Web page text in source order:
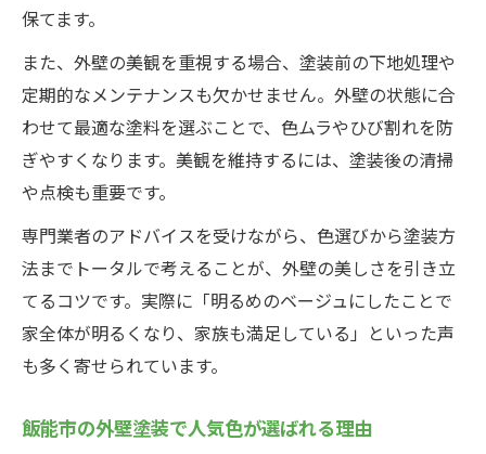
保てます。
また、外壁の美観を重視する場合、塗装前の下地処理や
定期的なメンテナンスも欠かせません。外壁の状態に合
わせて最適な塗料を選ぶことで、色ムラやひび割れを防
ぎやすくなります。美観を維持するには、塗装後の清掃
や点検も重要です。
専門業者のアドバイスを受けながら、色選びから塗装方
法までトータルで考えることが、外壁の美しさを引き立
てるコツです。実際に「明るめのベージュにしたことで
家全体が明るくなり、家族も満足している」といった声
も多く寄せられています。
飯能市の外壁塗装で人気色が選ばれる理由